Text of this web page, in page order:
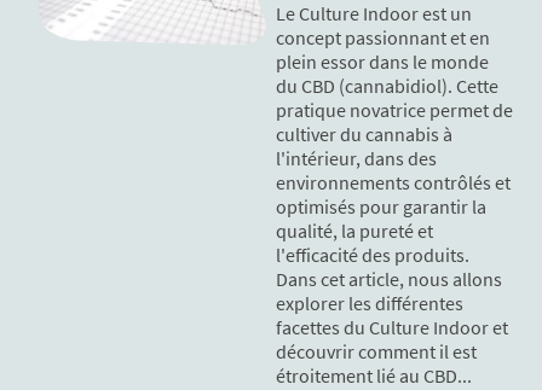
Le Culture Indoor est un
concept passionnant et en
plein essor dans le monde
du CBD (cannabidiol). Cette
pratique novatrice permet de
cultiver du cannabis à
l'intérieur, dans des
environnements contrôlés et
optimisés pour garantir la
qualité, la pureté et
l'efficacité des produits.
Dans cet article, nous allons
explorer les différentes
facettes du Culture Indoor et
découvrir comment il est
étroitement lié au CBD...